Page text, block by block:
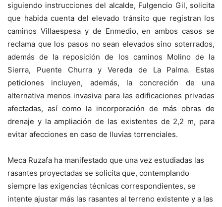
siguiendo instrucciones del alcalde, Fulgencio Gil, solicita
que habida cuenta del elevado tránsito que registran los
caminos Villaespesa y de Enmedio, en ambos casos se
reclama que los pasos no sean elevados sino soterrados,
además de la reposición de los caminos Molino de la
Sierra, Puente Churra y Vereda de La Palma. Estas
peticiones incluyen, además, la concreción de una
alternativa menos invasiva para las edificaciones privadas
afectadas, así como la incorporación de más obras de
drenaje y la ampliación de las existentes de 2,2 m, para
evitar afecciones en caso de lluvias torrenciales.
Meca Ruzafa ha manifestado que una vez estudiadas las
rasantes proyectadas se solicita que, contemplando
siempre las exigencias técnicas correspondientes, se
intente ajustar más las rasantes al terreno existente y a las